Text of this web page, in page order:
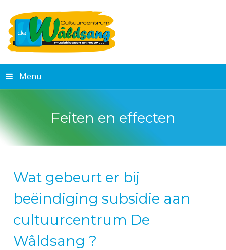
Menu
Feiten en effecten
Wat gebeurt er bij
beëindiging subsidie aan
cultuurcentrum De
Wâldsang ?